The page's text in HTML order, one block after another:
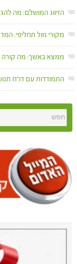
הזיווג המושלם: מה
מקורי מול תחליפי:
ממצא באשך: מה קורה
התמודדות עם דו"ח